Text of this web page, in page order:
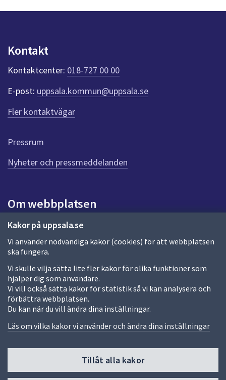
Kakor på uppsala.se
Vi använder nödvändiga kakor (cookies) för att webbplatsen
ska fungera.
Vi skulle vilja sätta lite fler kakor för olika funktioner som
hjälper dig som användare.
Vi vill också sätta kakor för statistik så vi kan analysera och
förbättra webbplatsen.
Du kan när du vill ändra dina inställningar.
Läs om vilka kakor vi använder och ändra dina inställningar
Tillåt alla kakor
Kontakt
Kontaktcenter: 018-727 00 00
E-post: uppsala.kommun@uppsala.se
Fler kontaktvägar
Pressrum
Nyheter och pressmeddelanden
Om webbplatsen
Om webbplatsen
Allmänna handlingar och diarium
Behandling av personuppgifter
Kakor
Språk (other languages)
Tillgänglighetsredogörelse
Fler sätt att följa oss